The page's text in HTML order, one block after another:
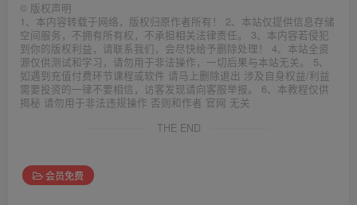
© 版权声明
1、本内容转载于网络，版权归原作者所有！ 2、本站仅提供信息存储
空间服务，不拥有所有权，不承担相关法律责任。 3、本内容若侵犯
到你的版权利益，请联系我们，会尽快给予删除处理！ 4、本站全资
源仅供测试和学习，请勿用于非法操作，一切后果与本站无关。 5、
如遇到充值付费环节课程或软件 请马上删除退出 涉及自身权益/利益
需要投资的一律不要相信，访客发现请向客服举报。 6、本教程仅供
揭秘 请勿用于非法违规操作 否则和作者 官网 无关
THE END
会员免费